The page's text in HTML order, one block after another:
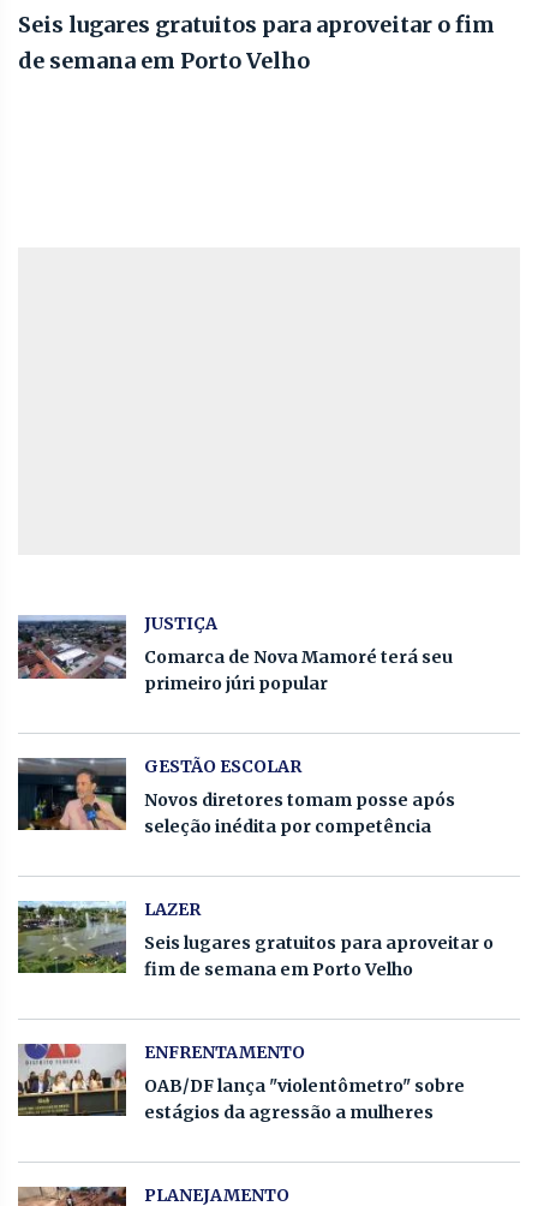
Seis lugares gratuitos para aproveitar o fim
de semana em Porto Velho
JUSTIÇA
Comarca de Nova Mamoré terá seu
primeiro júri popular
GESTÃO ESCOLAR
Novos diretores tomam posse após
seleção inédita por competência
LAZER
Seis lugares gratuitos para aproveitar o
fim de semana em Porto Velho
ENFRENTAMENTO
OAB/DF lança "violentômetro" sobre
estágios da agressão a mulheres
PLANEJAMENTO